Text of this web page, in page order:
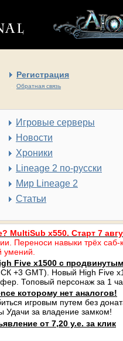
Регистрация
Обратная связь
Игровые серверы
Новости
Хроники
Lineage 2 по-русски
Мир Lineage 2
Статьи
MultiSub x550. Старт 7
Переноси навыки трёх саб-
умений.
Five x1500 с
+3 GMT). Новый High Five
Топовый персонаж за 1
которому нет аналогов!
игровым путем без
Удачи за владение замком!
от 7,20 у.е. за клик